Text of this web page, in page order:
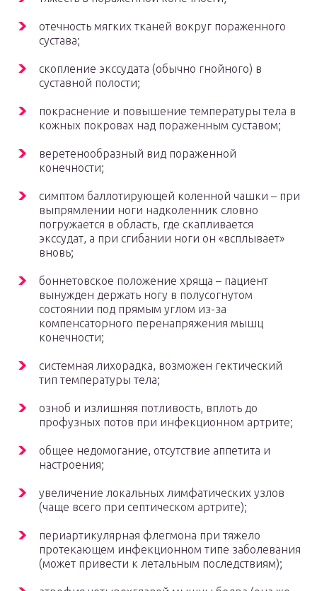
отечность мягких тканей вокруг пораженного
сустава;
скопление экссудата (обычно гнойного) в
суставной полости;
покраснение и повышение температуры тела в
кожных покровах над пораженным суставом;
веретенообразный вид пораженной
конечности;
симптом баллотирующей коленной чашки – при
выпрямлении ноги надколенник словно
погружается в область, где скапливается
экссудат, а при сгибании ноги он «всплывает»
вновь;
боннетовское положение хряща – пациент
вынужден держать ногу в полусогнутом
состоянии под прямым углом из-за
компенсаторного перенапряжения мышц
конечности;
системная лихорадка, возможен гектический
тип температуры тела;
озноб и излишняя потливость, вплоть до
профузных потов при инфекционном артрите;
общее недомогание, отсутствие аппетита и
настроения;
увеличение локальных лимфатических узлов
(чаще всего при септическом артрите);
периартикулярная флегмона при тяжело
протекающем инфекционном типе заболевания
(может привести к летальным последствиям);